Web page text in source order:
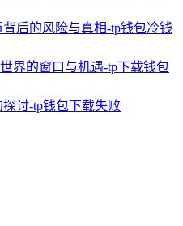
后的风险与真相-tp钱包冷钱
界的窗口与机遇-tp下载钱包
讨-tp钱包下载失败